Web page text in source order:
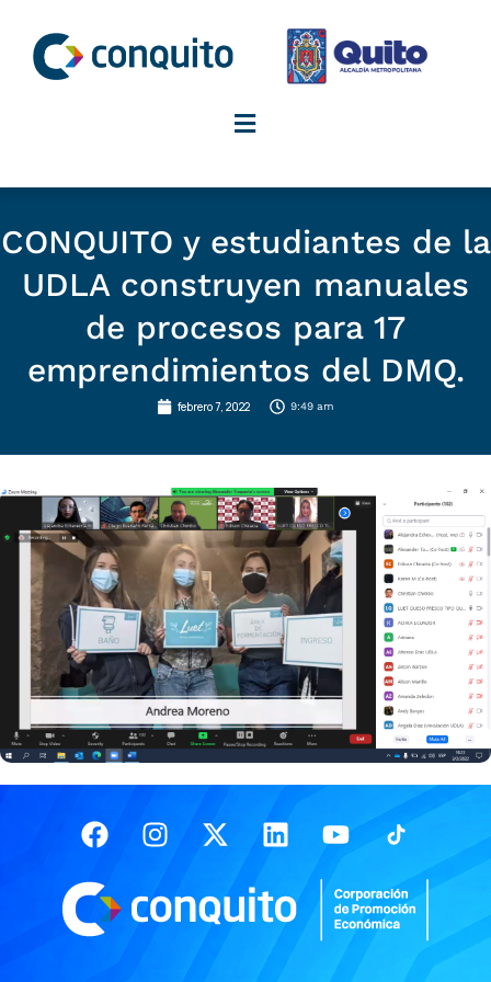
contenido
CONQUITO y estudiantes de la
UDLA construyen manuales
de procesos para 17
emprendimientos del DMQ.
febrero 7, 2022 9:49 am
FacebookInstagram
X-
twitter
LinkedinYoutube